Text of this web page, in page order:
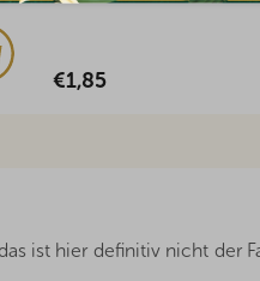
€1,85
ist hier definitiv nicht der